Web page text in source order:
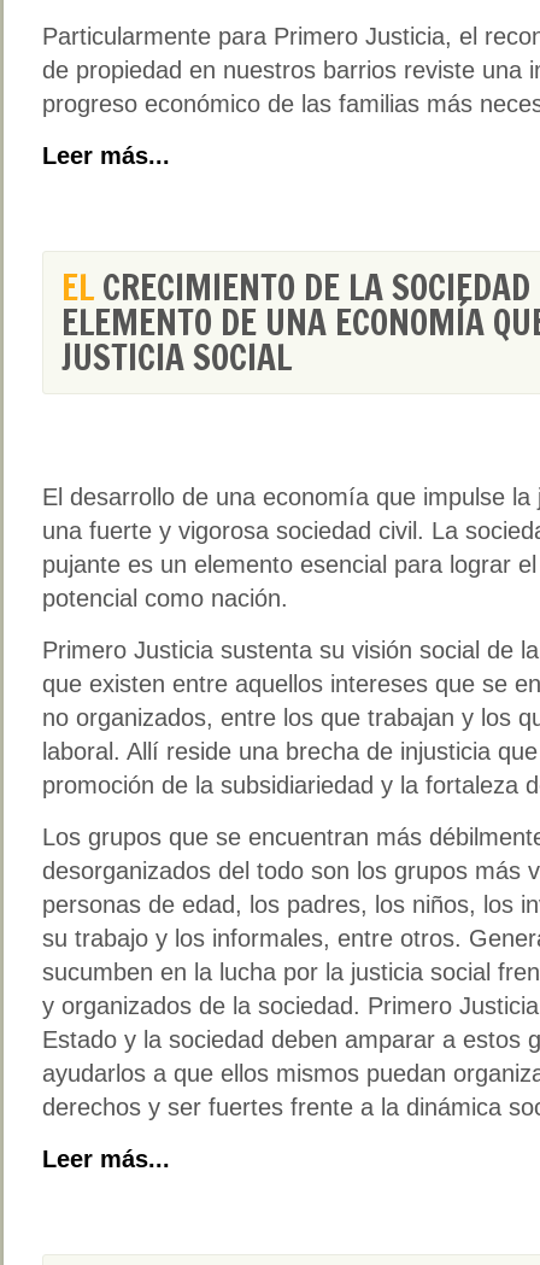
Particularmente para Primero Justicia, el
de propiedad en nuestros barrios reviste una
progreso económico de las familias más
Leer más...
ELCRECIMIENTO DE LA
ELEMENTO DE UNA ECONOMÍA
JUSTICIA SOCIAL
El desarrollo de una economía que impulse
una fuerte y vigorosa sociedad civil. La
pujante es un elemento esencial para lograr
potencial como nación.
Primero Justicia sustenta su visión social de
que existen entre aquellos intereses que se
no organizados, entre los que trabajan y los
laboral. Allí reside una brecha de injusticia
promoción de la subsidiariedad y la fortaleza
Los grupos que se encuentran más
desorganizados del todo son los grupos más
personas de edad, los padres, los niños, los
su trabajo y los informales, entre otros.
sucumben en la lucha por la justicia social
y organizados de la sociedad. Primero
Estado y la sociedad deben amparar a estos
ayudarlos a que ellos mismos puedan
derechos y ser fuertes frente a la dinámica
Leer más...